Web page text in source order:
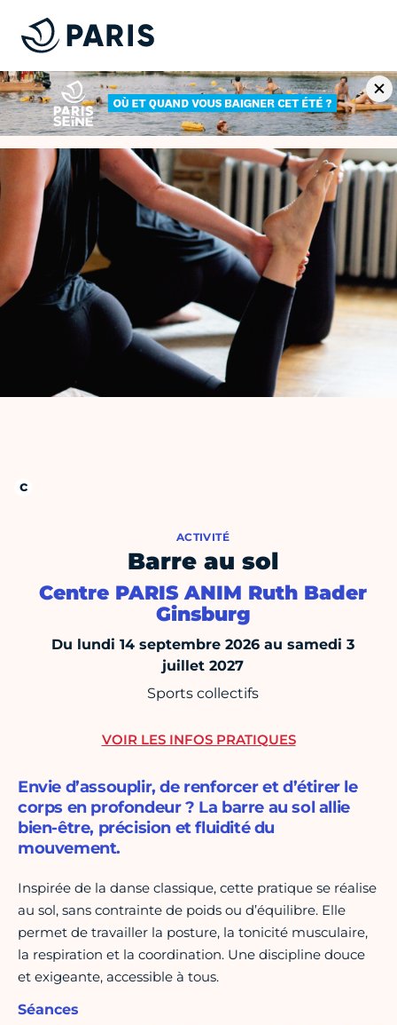
ACTIVITÉ
Barre au sol
Centre PARIS ANIM Ruth Bader
Ginsburg
Du lundi 14 septembre 2026 au samedi 3
juillet 2027
Sports collectifs
Envie d’assouplir, de renforcer et d’étirer le
corps en profondeur ? La barre au sol allie
bien-être, précision et fluidité du
mouvement.
Inspirée de la danse classique, cette pratique se réalise
au sol, sans contrainte de poids ou d’équilibre. Elle
permet de travailler la posture, la tonicité musculaire,
la respiration et la coordination. Une discipline douce
et exigeante, accessible à tous.
Séances
VOIR LES INFOS PRATIQUES